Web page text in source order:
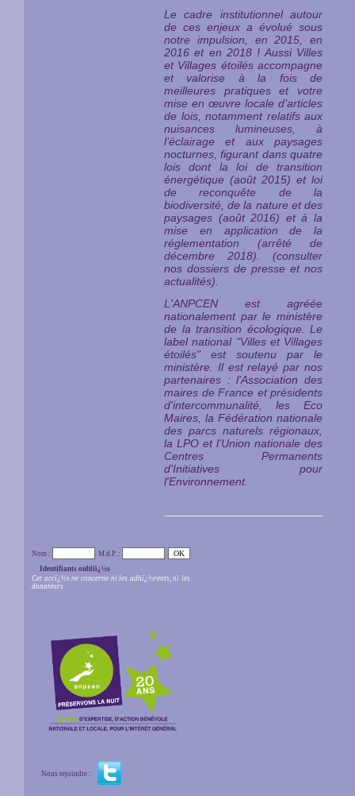
Le cadre institutionnel autour
de ces enjeux a évolué sous
notre impulsion, en 2015, en
2016 et en 2018 ! Aussi Villes
et Villages étoilés accompagne
et valorise à la fois de
meilleures pratiques et votre
mise en œuvre locale d’articles
de lois, notamment relatifs aux
nuisances lumineuses, à
l’éclairage et aux paysages
nocturnes, figurant dans quatre
lois dont la loi de transition
énergétique (août 2015) et loi
de reconquête de la
biodiversité, de la nature et des
paysages (août 2016) et à la
mise en application de la
réglementation (arrêté de
décembre 2018). (consulter
nos dossiers de presse et nos
actualités).
L'ANPCEN est agréée
nationalement par le ministère
de la transition écologique. Le
label national "Villes et Villages
étoilés" est soutenu par le
ministère. Il est relayé par nos
partenaires : l'Association des
maires de France et présidents
d'intercommunalité, les Eco
Maires, la Fédération nationale
des parcs naturels régionaux,
la LPO et l'Union nationale des
Centres Permanents
d'Initiatives pour
l'Environnement.
Nom :
M.d.P. :
Identifiants oubliï¿½s
Cet accï¿½s ne concerne ni les adhï¿½rents, ni les
donateurs
Nous rejoindre :